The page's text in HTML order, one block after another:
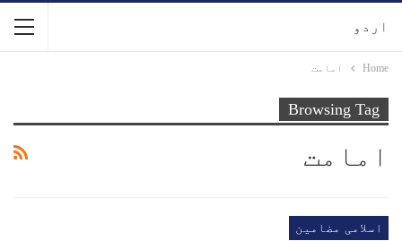
اردو
Home امامت
Browsing Tag
امامت
اسلامی مضامین